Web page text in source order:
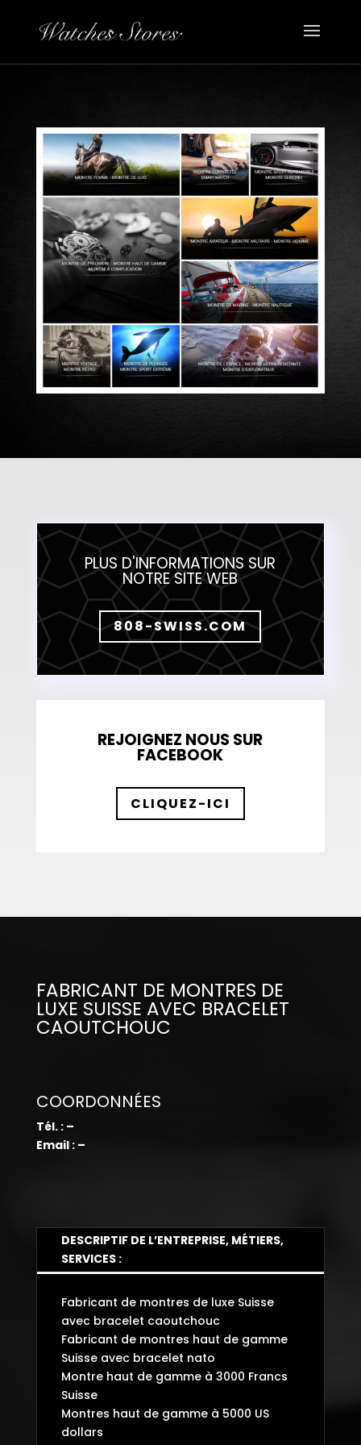
PLUS D'INFORMATIONS SUR
NOTRE SITE WEB
808-SWISS.COM
REJOIGNEZ NOUS SUR
FACEBOOK
CLIQUEZ-ICI
FABRICANT DE MONTRES DE
LUXE SUISSE AVEC BRACELET
CAOUTCHOUC
COORDONNÉES
Tél. : –
Email : –
DESCRIPTIF DE L’ENTREPRISE, MÉTIERS,
SERVICES :
Fabricant de montres de luxe Suisse
avec bracelet caoutchouc
Fabricant de montres haut de gamme
Suisse avec bracelet nato
Montre haut de gamme à 3000 Francs
Suisse
Montres haut de gamme à 5000 US
dollars